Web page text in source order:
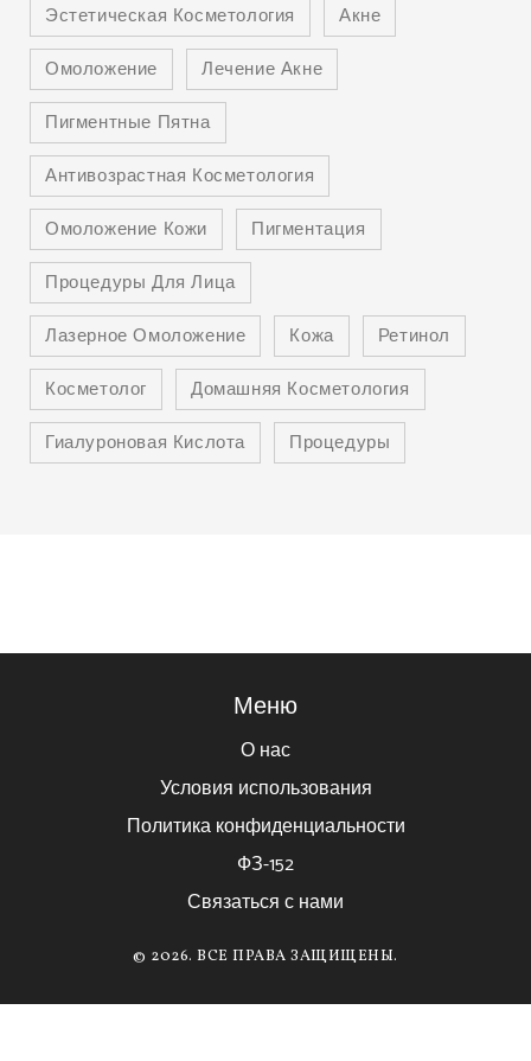
Эстетическая Косметология
Акне
Омоложение
Лечение Акне
Пигментные Пятна
Антивозрастная Косметология
Омоложение Кожи
Пигментация
Процедуры Для Лица
Лазерное Омоложение
Кожа
Ретинол
Косметолог
Домашняя Косметология
Гиалуроновая Кислота
Процедуры
Меню
О нас
Условия использования
Политика конфиденциальности
ФЗ-152
Связаться с нами
© 2026. ВСЕ ПРАВА ЗАЩИЩЕНЫ.